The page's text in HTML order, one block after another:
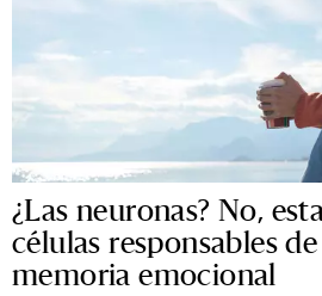
¿Las neuronas? No,
células responsables
memoria emocional